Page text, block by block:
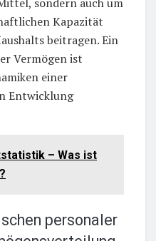
Kapazität
beitragen. Ein
Vermögen ist
einer
Entwicklung
– Was ist
personaler